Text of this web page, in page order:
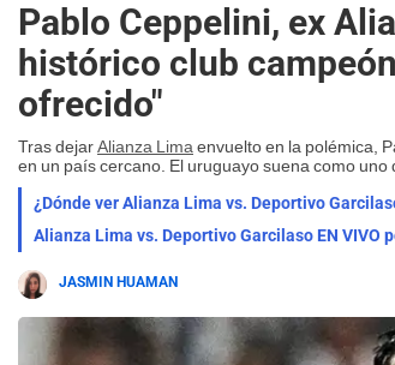
Pablo Ceppelini, ex
histórico club
ofrecido"
Tras dejarAlianza Lima envuelto en la polémica,
en un país cercano. El uruguayo suena como uno
¿Dónde ver Alianza Lima vs. Deportivo
Alianza Lima vs. Deportivo Garcilaso EN VIVO
JASMIN HUAMAN